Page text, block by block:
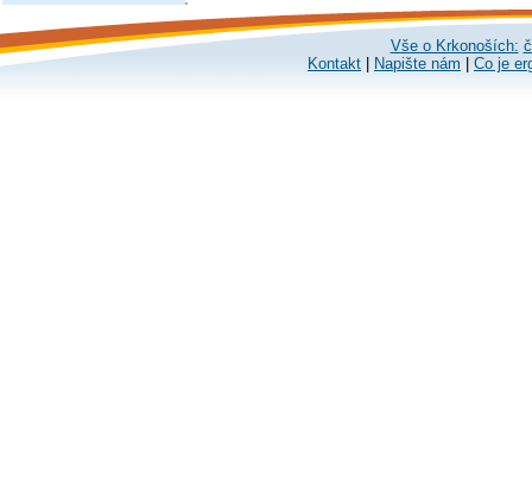
Vše o Krkonoších:
Kontakt
Napište nám Co je